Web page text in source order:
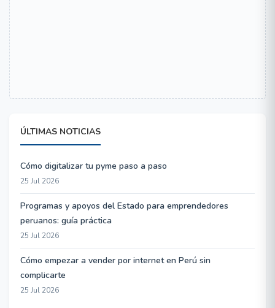
ÚLTIMAS NOTICIAS
Cómo digitalizar tu pyme paso a paso
25 Jul 2026
Programas y apoyos del Estado para emprendedores
peruanos: guía práctica
25 Jul 2026
Cómo empezar a vender por internet en Perú sin
complicarte
25 Jul 2026